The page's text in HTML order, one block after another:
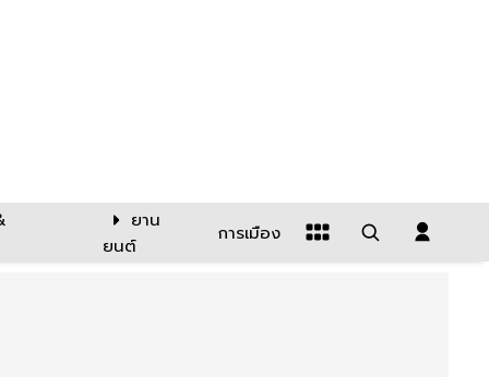
ยาน
ยนต์
การเมือง